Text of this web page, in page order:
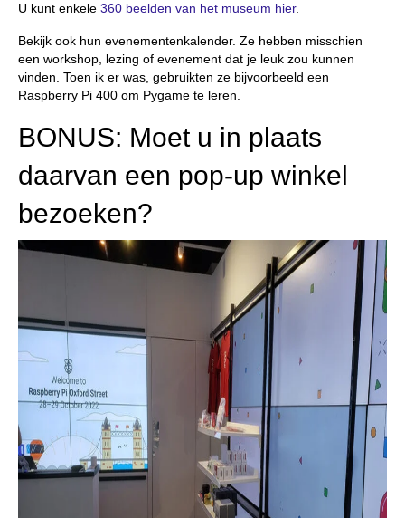
U kunt enkele 360 beelden van het museum hier.
Bekijk ook hun evenementenkalender. Ze hebben misschien
een workshop, lezing of evenement dat je leuk zou kunnen
vinden. Toen ik er was, gebruikten ze bijvoorbeeld een
Raspberry Pi 400 om Pygame te leren.
BONUS: Moet u in plaats
daarvan een pop-up winkel
bezoeken?